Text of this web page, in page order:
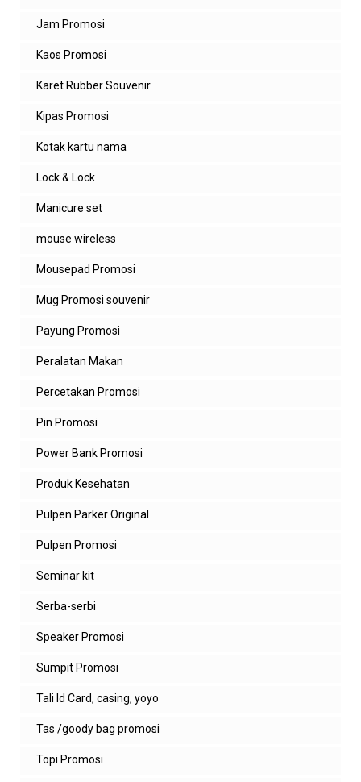
Jam Promosi
Kaos Promosi
Karet Rubber Souvenir
Kipas Promosi
Kotak kartu nama
Lock & Lock
Manicure set
mouse wireless
Mousepad Promosi
Mug Promosi souvenir
Payung Promosi
Peralatan Makan
Percetakan Promosi
Pin Promosi
Power Bank Promosi
Produk Kesehatan
Pulpen Parker Original
Pulpen Promosi
Seminar kit
Serba-serbi
Speaker Promosi
Sumpit Promosi
Tali Id Card, casing, yoyo
Tas /goody bag promosi
Topi Promosi